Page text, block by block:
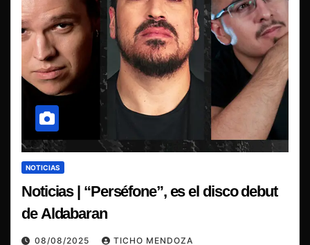
NOTICIAS
Noticias | “Perséfone”, es el disco debut
de Aldabaran
08/08/2025 TICHO MENDOZA